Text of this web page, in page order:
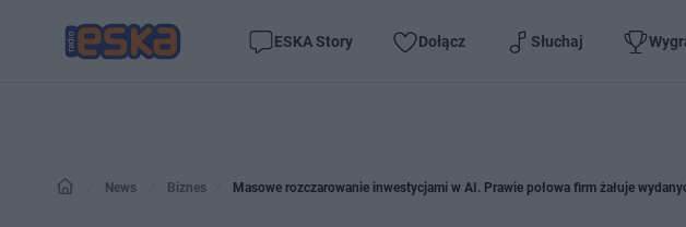
ESKA Story Dołącz Słuchaj
News Biznes Masowe rozczarowanie inwestycjami w AI. Prawie połowa firm żałuje